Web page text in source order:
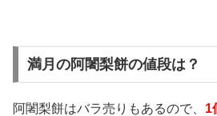
満月の阿闍梨餅の値段は？
阿闍梨餅はバラ売りもあるので、 1